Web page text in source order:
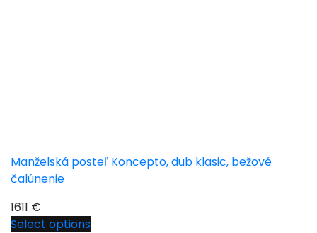
Manželská posteľ Koncepto, dub klasic, bežové
čalúnenie
1611 €
Select options